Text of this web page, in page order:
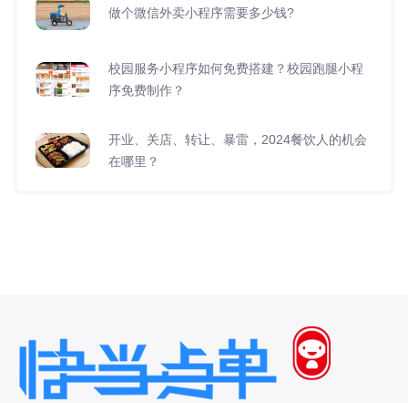
做个微信外卖小程序需要多少钱?
校园服务小程序如何免费搭建？校园跑腿小程
序免费制作？
开业、关店、转让、暴雷，2024餐饮人的机会
在哪里？